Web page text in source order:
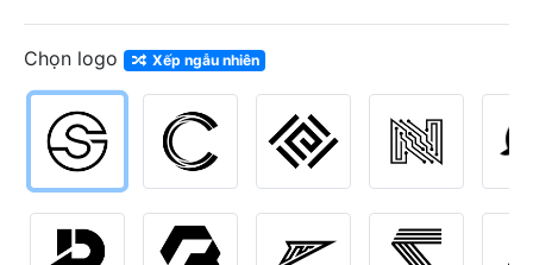
Chọn logo Xếp ngẫu nhiên